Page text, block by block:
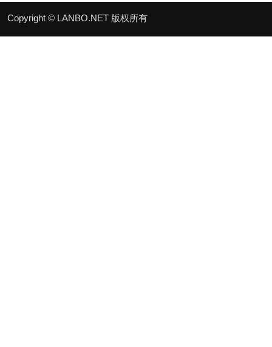
Copyright © LANBO.NET 版权所有